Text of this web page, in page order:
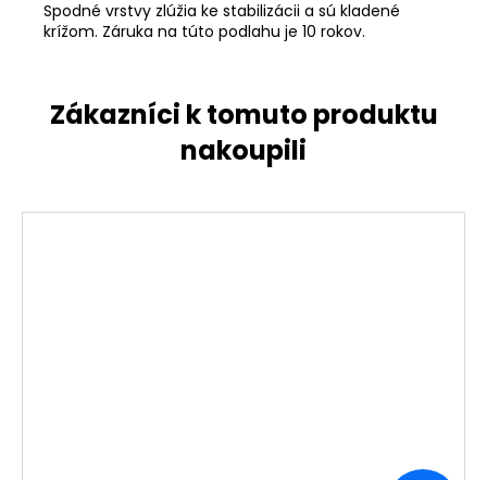
Spodné vrstvy zlúžia ke stabilizácii a sú kladené
krížom. Záruka na túto podlahu je 10 rokov.